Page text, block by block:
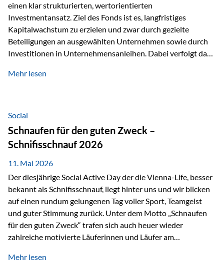
einen klar strukturierten, wertorientierten
Investmentansatz. Ziel des Fonds ist es, langfristiges
Kapitalwachstum zu erzielen und zwar durch gezielte
Beteiligungen an ausgewählten Unternehmen sowie durch
Investitionen in Unternehmensanleihen. Dabei verfolgt das
Marktbewegungen stehen im Fokus, sondern die
innerhalb der Private Wealth Police der Vienna-Life steht
der Oculus Value Capital Fund für einen langfristig
orientierten Value-Investing-Ansatz mit Fokus auf
fundamentale Unternehmensanalyse und nachhaltige
Wertentwicklung. Der Investmentansatz: Value Investing
mit Weitblick Im Zentrum steht ein…
Mehr lesen
Social
Schnaufen für den guten Zweck –
Schnifisschnauf 2026
11. Mai 2026
Der diesjährige Social Active Day der die Vienna-Life, besser
bekannt als Schnifisschnauf, liegt hinter uns und wir blicken
auf einen rundum gelungenen Tag voller Sport, Teamgeist
und guter Stimmung zurück. Unter dem Motto „Schnaufen
für den guten Zweck“ trafen sich auch heuer wieder
zahlreiche motivierte Läuferinnen und Läufer am
Höchstleistungen für einen guten Zweck zu erbringen. Mit
Mehr lesen